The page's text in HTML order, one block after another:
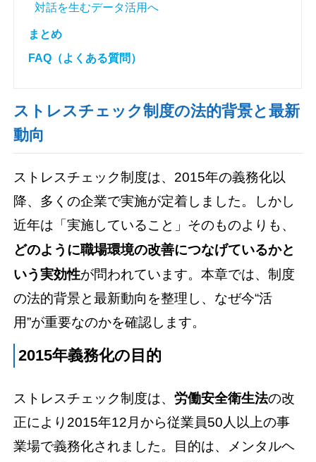
対話を生むデータ活用へ
まとめ
FAQ（よくある質問）
ストレスチェック制度の法的背景と最新
動向
ストレスチェック制度は、2015年の義務化以
降、多くの企業で実施が定着しました。しかし
近年は「実施していること」そのものよりも、
どのように職場環境の改善につなげているかと
いう実効性が問われています。本章では、制度
の法的背景と最新動向を整理し、なぜ今“活
用”が重要なのかを確認します。
2015年義務化の目的
ストレスチェック制度は、労働安全衛生法の改
正により2015年12月から従業員50人以上の事
業場で義務化されました。目的は、メンタルヘ